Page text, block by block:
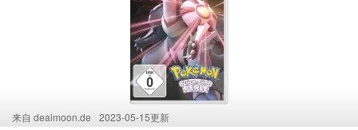
来自 dealmoon.de 2023-05-15更新